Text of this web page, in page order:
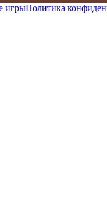
игрыПолитика